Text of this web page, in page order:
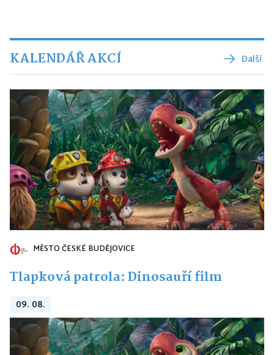
KALENDÁŘ AKCÍ Další
MĚSTO ČESKÉ BUDĚJOVICE
Tlapková patrola: Dinosauří film
09. 08.